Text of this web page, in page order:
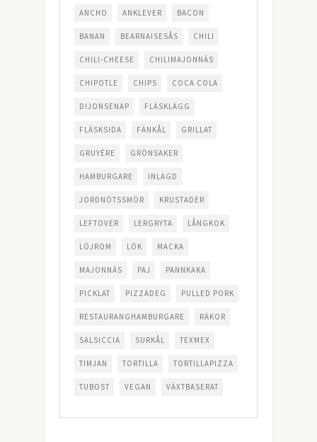
ANCHO ANKLEVER BACON
BANAN BEARNAISESÅS CHILI
CHILI-CHEESE CHILIMAJONNÄS
CHIPOTLE CHIPS COCA COLA
DIJONSENAP FLÄSKLÄGG
FLÄSKSIDA FÄNKÅL GRILLAT
GRUYÈRE GRÖNSAKER
HAMBURGARE INLAGD
JORDNÖTSSMÖR KRUSTADER
LEFTOVER LERGRYTA LÅNGKOK
LÖJROM LÖK MACKA
MAJONNÄS PAJ PANNKAKA
PICKLAT PIZZADEG PULLED PORK
RESTAURANGHAMBURGARE RÄKOR
SALSICCIA SURKÅL TEXMEX
TIMJAN TORTILLA TORTILLAPIZZA
TUBOST VEGAN VÄXTBASERAT